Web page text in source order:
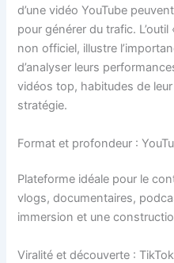
d’une vidéo YouTube
pour générer du trafic.
non officiel, illustre
d’analyser leurs
vidéos top, habitudes de
stratégie.
Format et profondeur :
Plateforme idéale pour le
vlogs, documentaires,
immersion et une
Viralité et découverte : TikTok